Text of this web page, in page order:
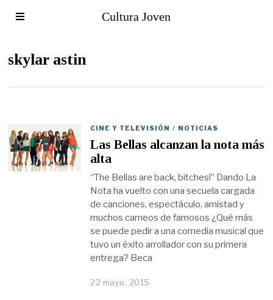
Cultura Joven
skylar astin
CINE Y TELEVISIÓN / NOTICIAS
Las Bellas alcanzan la nota más
alta
“The Bellas are back, bitches!” Dando La
Nota ha vuelto con una secuela cargada
de canciones, espectáculo, amistad y
muchos cameos de famosos ¿Qué más
se puede pedir a una comedia musical que
tuvo un éxito arrollador con su primera
entrega? Beca
22 mayo, 2015